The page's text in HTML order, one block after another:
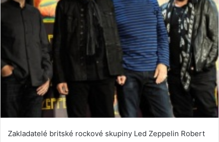
Zakladatelé britské rockové skupiny Led Zeppelin Robert